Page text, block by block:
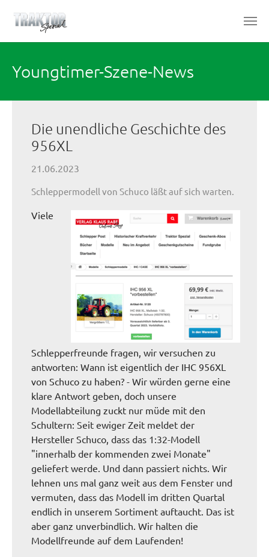
Youngtimer-Szene-News
Die unendliche Geschichte des
956XL
21.06.2023
Schleppermodell von Schuco läßt auf sich warten.
Viele
Schlepperfreunde fragen, wir versuchen zu
antworten: Wann ist eigentlich der IHC 956XL
von Schuco zu haben? - Wir würden gerne eine
klare Antwort geben, doch unsere
Modellabteilung zuckt nur müde mit den
Schultern: Seit ewiger Zeit meldet der
Hersteller Schuco, dass das 1:32-Modell
"innerhalb der kommenden zwei Monate"
geliefert werde. Und dann passiert nichts. Wir
lehnen uns mal ganz weit aus dem Fenster und
vermuten, dass das Modell im dritten Quartal
endlich in unserem Sortiment auftaucht. Das ist
aber ganz unverbindlich. Wir halten die
Modellfreunde auf dem Laufenden!